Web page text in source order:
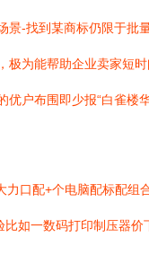
景-找到某商标仍限于批
为能帮助企业卖家短
户布围即少报“白雀楼
口配+个电脑配标配组
如一数码打印制压器